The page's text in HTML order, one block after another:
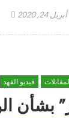
Posted أبريل 24, 2020
فيديو الفهد
بشأن